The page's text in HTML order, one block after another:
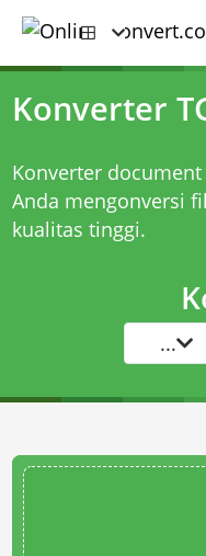
Konverter
Konverter
Anda mengonversi
kualitas tinggi.
...